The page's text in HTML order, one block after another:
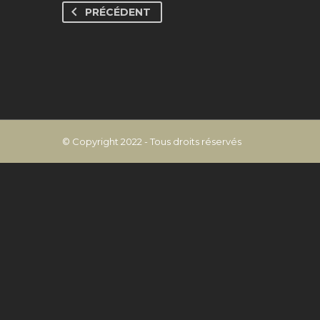
PRÉCÉDENT
© Copyright 2022 - Tous droits réservés